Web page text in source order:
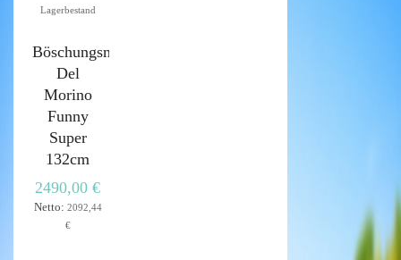
Lagerbestand
Böschungsmulcher
Del
Morino
Funny
Super
132cm
2490,00 €
Netto: 2092,44
€